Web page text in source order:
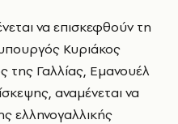
να επισκεφθούν τη
Κυριάκος
Γαλλίας, Εμανουέλ
αναμένεται να
ελληνογαλλικής